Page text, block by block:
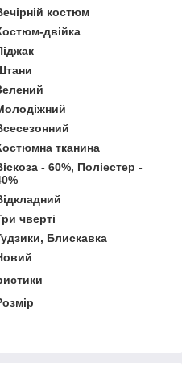
костюм
двійка
тканина
- 60%, Поліестер -
чверті
Блискавка